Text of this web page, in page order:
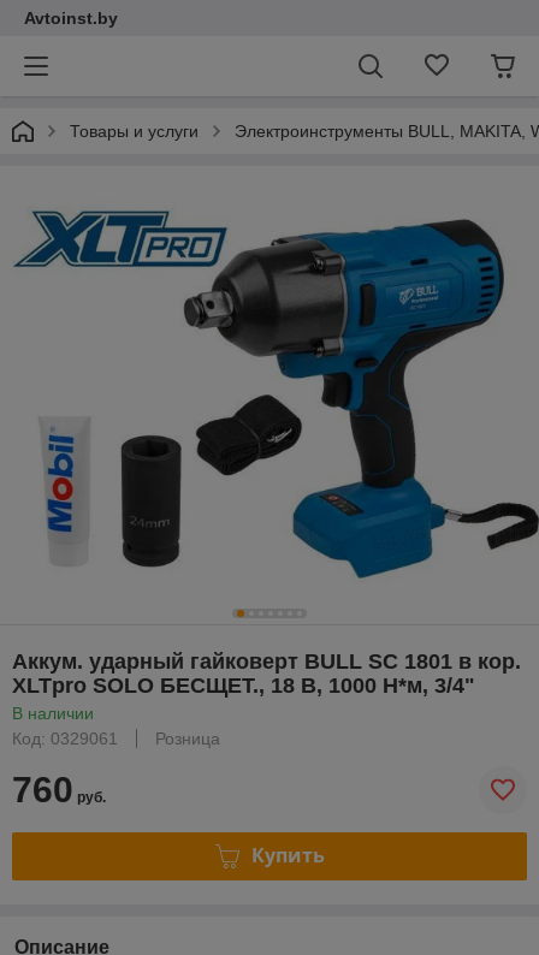
Avtoinst.by
Товары и услуги Электроинструменты BULL,
Аккум. ударный гайковерт BULL SC 1801 в кор.
XLTpro SOLO БЕСЩЕТ., 18 В, 1000 Н*м, 3/4"
В наличии
Код: 0329061
Розница
760 руб.
Купить
Описание